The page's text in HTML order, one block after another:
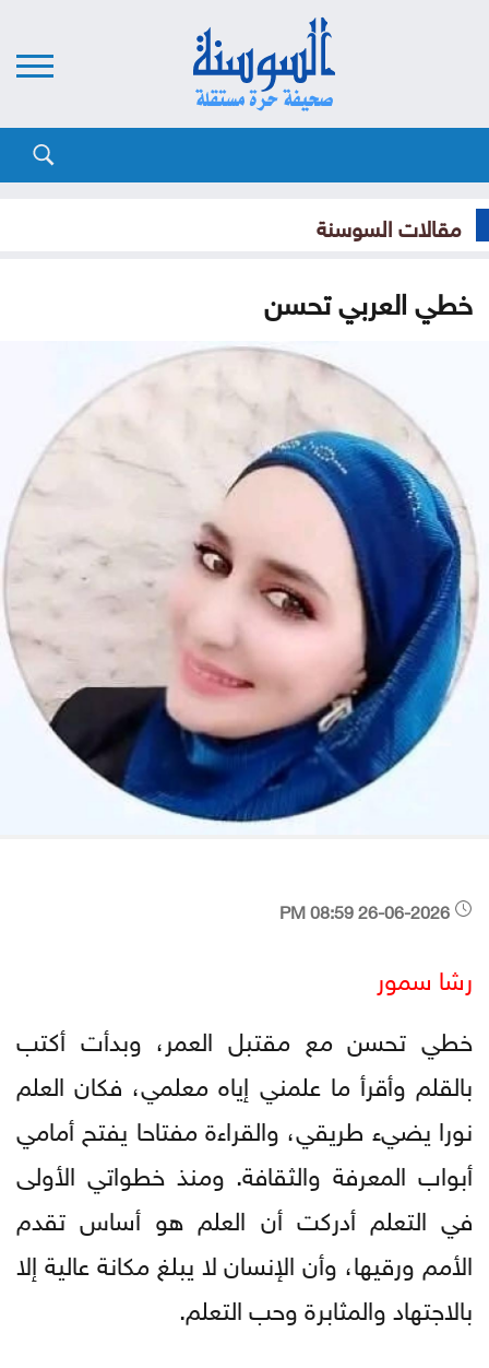
مقالات السوسنة
خطي العربي تحسن
رشا سمور
خطي تحسن مع مقتبل العمر، وبدأت أكتب
بالقلم وأقرأ ما علمني إياه معلمي، فكان العلم
نورا يضيء طريقي، والقراءة مفتاحا يفتح أمامي
أبواب المعرفة والثقافة. ومنذ خطواتي الأولى
في التعلم أدركت أن العلم هو أساس تقدم
الأمم ورقيها، وأن الإنسان لا يبلغ مكانة عالية إلا
بالاجتهاد والمثابرة وحب التعلم.